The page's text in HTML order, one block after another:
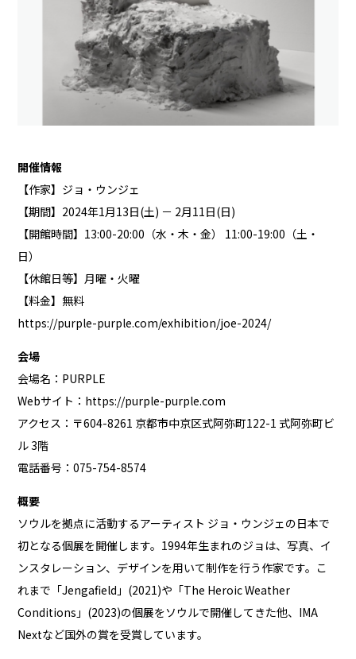
開催情報
【作家】ジョ・ウンジェ
【期間】2024年1月13日(土) － 2月11日(日)
【開館時間】13:00-20:00（水・木・金） 11:00-19:00（土・
日）
【休館日等】月曜・火曜
【料金】無料
https://purple-purple.com/exhibition/joe-2024/
会場
会場名：PURPLE
Webサイト： https://purple-purple.com
アクセス：〒604-8261 京都市中京区式阿弥町122-1 式阿弥町ビ
ル 3階
電話番号：075-754-8574
概要
ソウルを拠点に活動するアーティスト ジョ・ウンジェの日本で
初となる個展を開催します。1994年生まれのジョは、写真、イ
ンスタレーション、デザインを用いて制作を行う作家です。こ
れまで「Jengafield」(2021)や「The Heroic Weather
Conditions」(2023)の個展をソウルで開催してきた他、IMA
Nextなど国外の賞を受賞しています。